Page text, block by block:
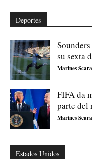
Deportes
su sexta
Marines
FIFA da
parte del
Marines
Estados Unidos